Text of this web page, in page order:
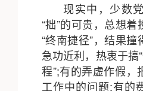
现实中，少数
“拙”的可贵，总想
“终南捷径”，结果
急功近利，热衷于搞
程”;有的弄虚作假，
工作中的问题;有的